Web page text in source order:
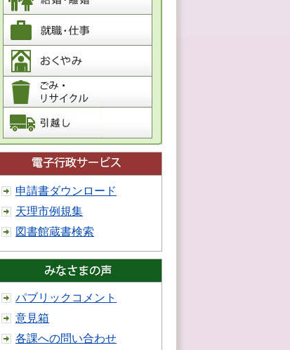
申請書ダウンロード
天理市例規集
図書館蔵書検索
パブリックコメント
意見箱
各課への問い合わせ